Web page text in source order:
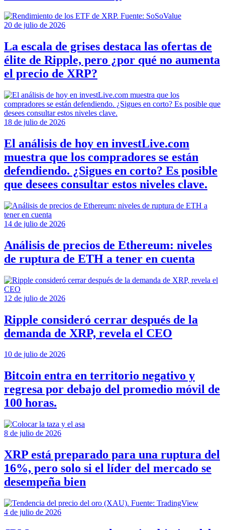
20 de julio de 2026
La escala de grises destaca las ofertas de
élite de Ripple, pero ¿por qué no aumenta
el precio de XRP?
18 de julio de 2026
El análisis de hoy en investLive.com
muestra que los compradores se están
defendiendo. ¿Sigues en corto? Es posible
que desees consultar estos niveles clave.
14 de julio de 2026
Análisis de precios de Ethereum: niveles
de ruptura de ETH a tener en cuenta
12 de julio de 2026
Ripple consideró cerrar después de la
demanda de XRP, revela el CEO
10 de julio de 2026
Bitcoin entra en territorio negativo y
regresa por debajo del promedio móvil de
100 horas.
8 de julio de 2026
XRP está preparado para una ruptura del
16%, pero solo si el líder del mercado se
desempeña bien
4 de julio de 2026